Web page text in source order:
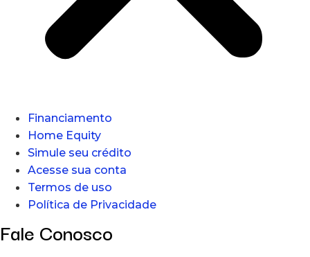
Financiamento
Home Equity
Simule seu crédito
Acesse sua conta
Termos de uso
Política de Privacidade
Fale Conosco